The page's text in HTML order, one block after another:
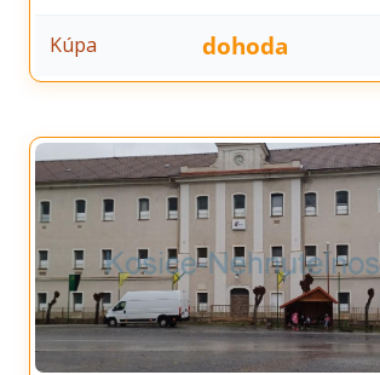
Kúpa dohoda